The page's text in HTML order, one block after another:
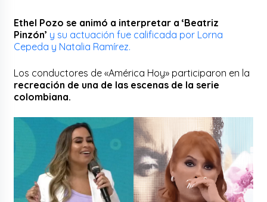
Ethel Pozo se animó a interpretar a ‘Beatriz
Pinzón’ y su actuación fue calificada por Lorna
Cepeda y Natalia Ramírez.
Los conductores de «América Hoy» participaron en la
recreación de una de las escenas de la serie
colombiana.